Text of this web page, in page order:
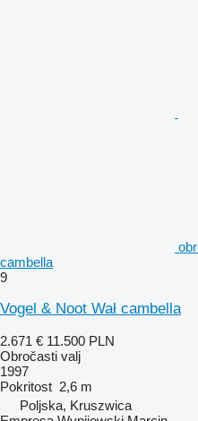
cambella
9
Vogel & Noot Wał cambella
2.671 € 11.500 PLN
Obročasti valj
1997
Pokritost 2,6 m
Poljska, Kruszwica